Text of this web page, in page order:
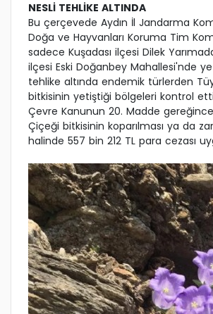
NESLİ TEHLİKE ALTINDA
Bu çerçevede Aydın İl Jandarma
Doğa ve Hayvanları Koruma Tim
sadece Kuşadası ilçesi Dilek
ilçesi Eski Doğanbey Mahallesi'nde
tehlike altında endemik türlerden
bitkisinin yetiştiği bölgeleri kontrol etti.
Çevre Kanunun 20. Madde
Çiçeği bitkisinin koparılması ya da
halinde 557 bin 212 TL para cezası